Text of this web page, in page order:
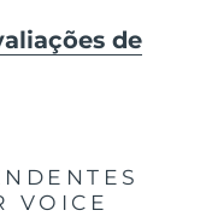
de
VOICE